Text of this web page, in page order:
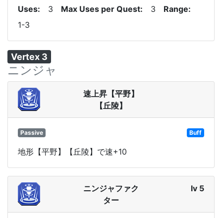
Uses
3 Max Uses per Quest 3
Range
1-3
Vertex 3
ニンジャ
速上昇【平野】
【丘陵】
Passive Buff
地形【平野】【丘陵】で速+10
ニンジャファク
ター
lv 5